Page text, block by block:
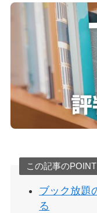
この記事のPOINT
ブック放題
る